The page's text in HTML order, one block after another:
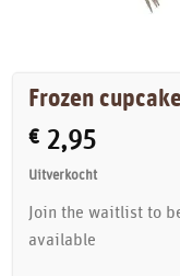
Frozen
€ 2,95
Uitverkocht
Join the waitlist to
available